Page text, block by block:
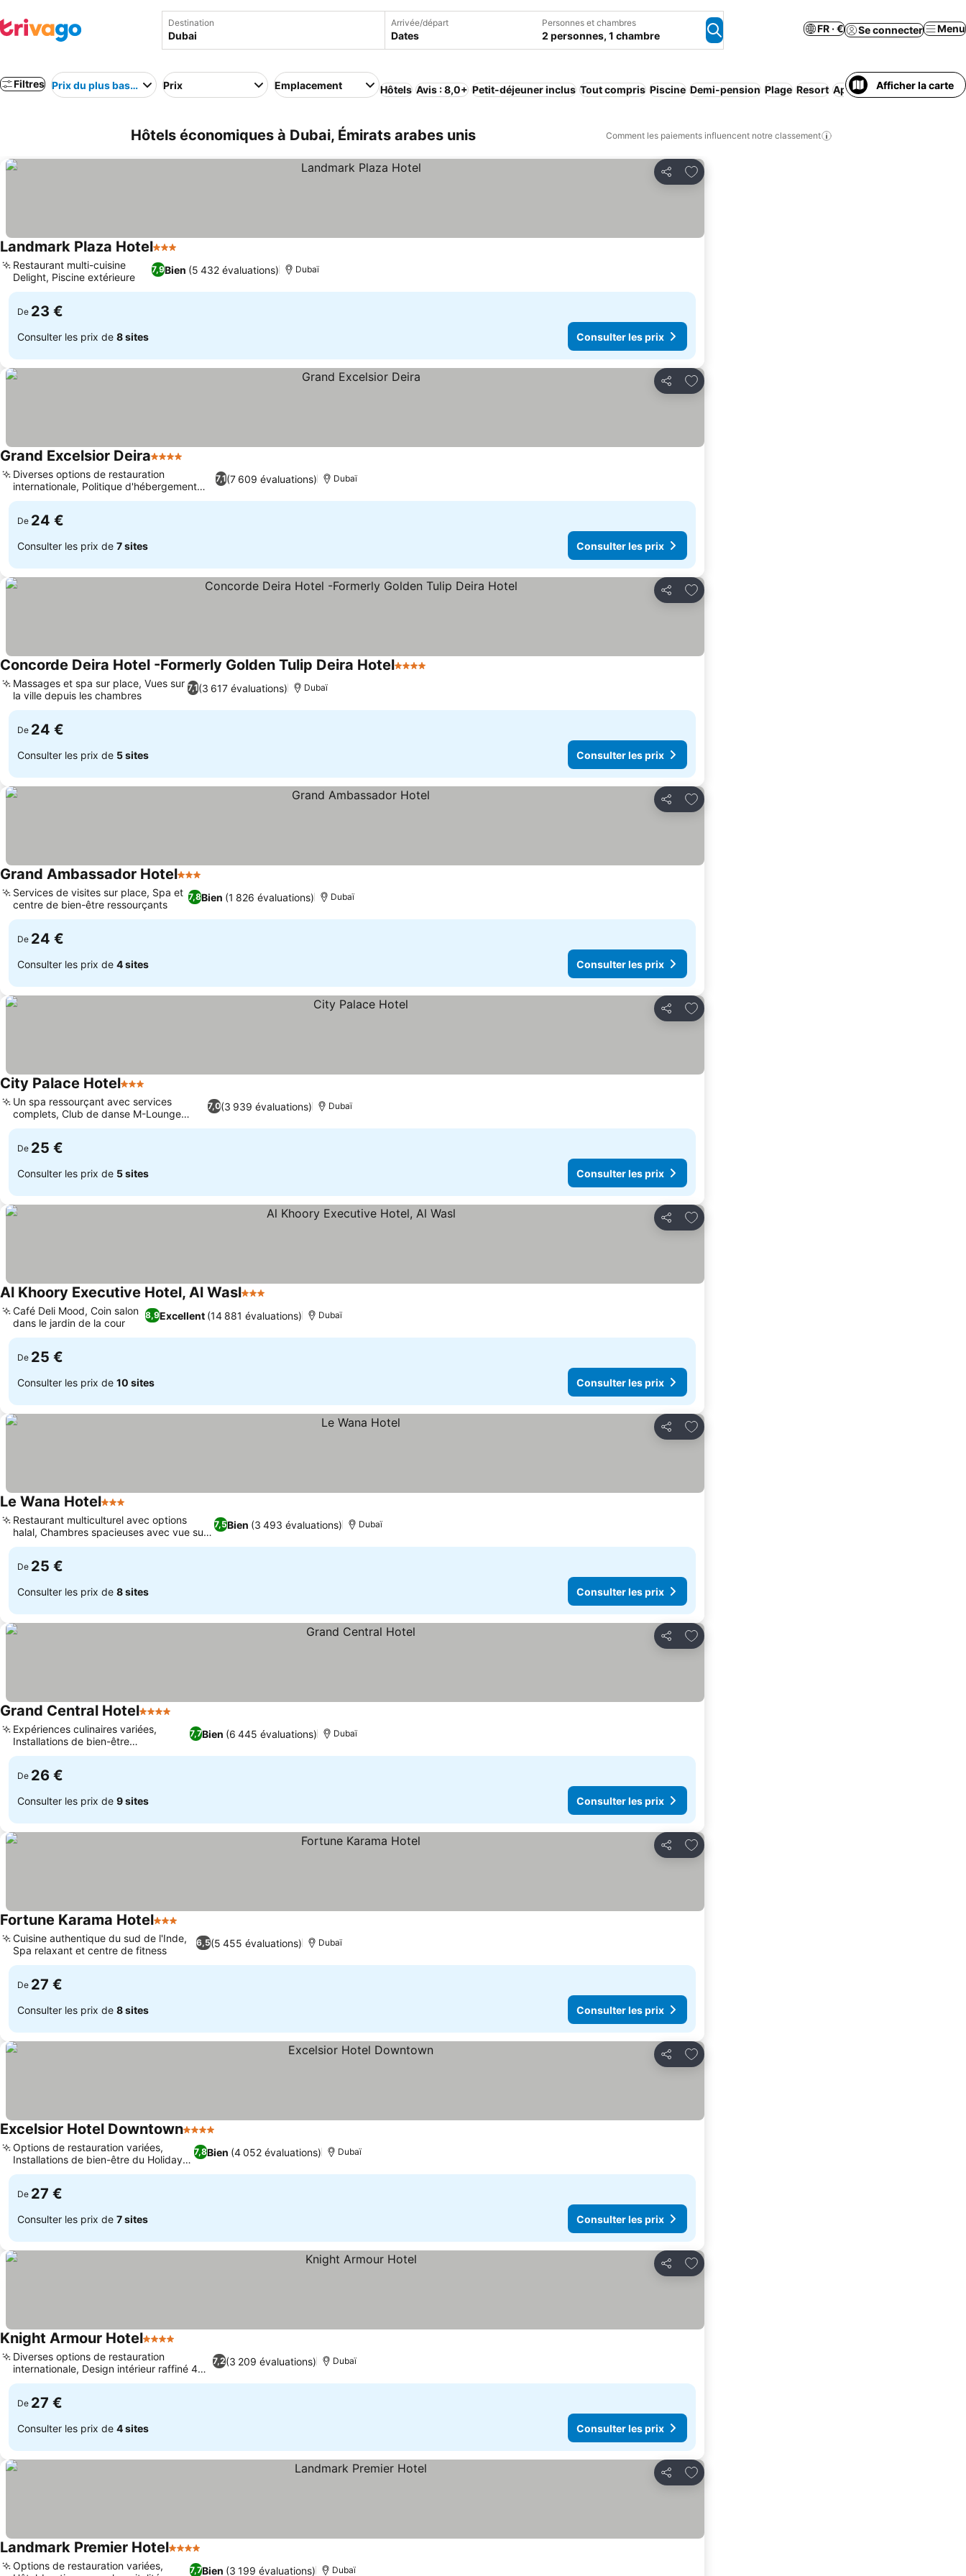
Destination Arrivée/départ
Dates
Personnes et chambres
2 personnes, 1 chambre
FR · € Se connecter Menu
Filtres Prix du plus bas au plus élevé
Prix Emplacement Hôtels Avis : 8,0+ Petit-déjeuner inclus Tout compris Piscine Demi-pension Plage Resort Appart'hôtel Wi-Fi Luxe
Afficher la carte
Hôtels économiques à Dubai, Émirats arabes unis Comment les paiements influencent notre classement
Partager
Ajouter à mes favoris
Landmark Plaza Hotel3 Étoiles
7,9Bien (5 432 évaluations)
Restaurant multi-cuisine
Delight, Piscine extérieure
Dubaï
De 23 €
Consulter les prix de 8 sites Consulter les prix
Partager
Ajouter à mes favoris
Grand Excelsior Deira4 Étoiles
7,1(7 609 évaluations)
Diverses options de restauration
internationale, Politique d'hébergement
familiale
Dubaï
De 24 €
Consulter les prix de 7 sites Consulter les prix
Partager
Ajouter à mes favoris
Concorde Deira Hotel -Formerly Golden Tulip Deira Hotel4 Étoiles
7,1(3 617 évaluations)
Massages et spa sur place, Vues sur
la ville depuis les chambres
Dubaï
De 24 €
Consulter les prix de 5 sites Consulter les prix
Partager
Ajouter à mes favoris
Grand Ambassador Hotel3 Étoiles
7,8Bien (1 826 évaluations)
Services de visites sur place, Spa et
centre de bien-être ressourçants
Dubaï
De 24 €
Consulter les prix de 4 sites Consulter les prix
Partager
Ajouter à mes favoris
City Palace Hotel3 Étoiles
7,0(3 939 évaluations)
Un spa ressourçant avec services
complets, Club de danse M-Lounge
animé
Dubaï
De 25 €
Consulter les prix de 5 sites Consulter les prix
Partager
Ajouter à mes favoris
Al Khoory Executive Hotel, Al Wasl3 Étoiles
8,9Excellent (14 881 évaluations)
Café Deli Mood, Coin salon
dans le jardin de la cour
Dubaï
De 25 €
Consulter les prix de 10 sites Consulter les prix
Partager
Ajouter à mes favoris
Le Wana Hotel3 Étoiles
7,5Bien (3 493 évaluations)
Restaurant multiculturel avec options
halal, Chambres spacieuses avec vue sur
la ville
Dubaï
De 25 €
Consulter les prix de 8 sites Consulter les prix
Partager
Ajouter à mes favoris
Grand Central Hotel4 Étoiles
7,7Bien (6 445 évaluations)
Expériences culinaires variées,
Installations de bien-être
ressourçantes
Dubaï
De 26 €
Consulter les prix de 9 sites Consulter les prix
Partager
Ajouter à mes favoris
Fortune Karama Hotel3 Étoiles
6,5(5 455 évaluations)
Cuisine authentique du sud de l'Inde,
Spa relaxant et centre de fitness
Dubaï
De 27 €
Consulter les prix de 8 sites Consulter les prix
Partager
Ajouter à mes favoris
Excelsior Hotel Downtown4 Étoiles
7,8Bien (4 052 évaluations)
Options de restauration variées,
Installations de bien-être du Holiday
Spa
Dubaï
De 27 €
Consulter les prix de 7 sites Consulter les prix
Partager
Ajouter à mes favoris
Knight Armour Hotel4 Étoiles
7,2(3 209 évaluations)
Diverses options de restauration
internationale, Design intérieur raffiné 4
étoiles
Dubaï
De 27 €
Consulter les prix de 4 sites Consulter les prix
Partager
Ajouter à mes favoris
Landmark Premier Hotel4 Étoiles
7,7Bien (3 199 évaluations)
Options de restauration variées,
Dubaï